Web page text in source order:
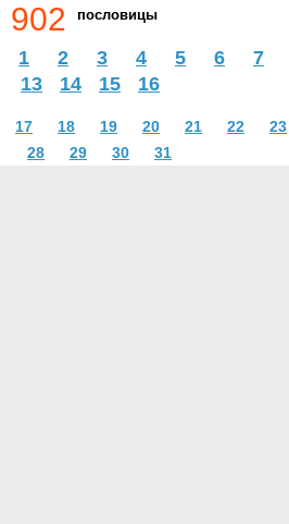
902 пословицы
1 2 3 4 5 6 7
13
14 15 16
17 18 19 20 21 22 23
28
29 30 31